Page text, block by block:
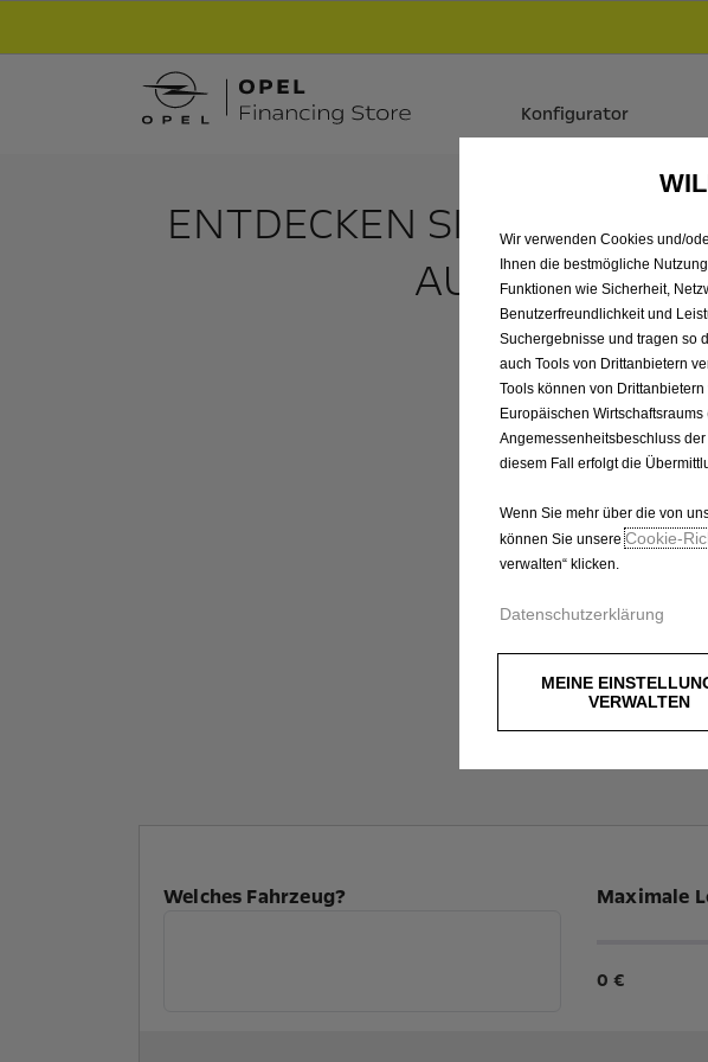
Konfigurator
ENTDECKEN SIE ALLE
AUTOHAUS
Welches Fahrzeug? Maximale
0 €
Wir verwenden Cookies und/
Ihnen die bestmögliche
Funktionen wie Sicherheit,
Benutzerfreundlichkeit und
Suchergebnisse und tragen so
auch Tools von Drittanbietern
Tools können von
Europäischen
Angemessenheitsbeschluss
diesem Fall erfolgt die
Wenn Sie mehr über die von
können Sie unsere
verwalten“ klicken.
Datenschutzerklärung
MEINE EINSTELLUNGEN
VERWALTEN